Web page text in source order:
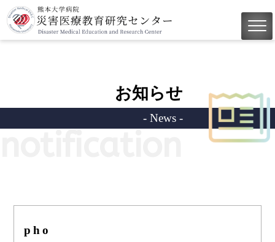
お知らせ
- News -
pho